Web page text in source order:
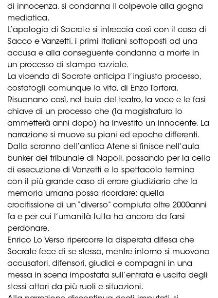
di innocenza, si condanna il colpevole alla gogna
mediatica.
L’apologia di Socrate si intreccia così con il caso di
Sacco e Vanzetti, i primi italiani sottoposti ad una
accusa e alla conseguente condanna a morte in
un processo di stampo razziale.
La vicenda di Socrate anticipa l’ingiusto processo,
costatogli comunque la vita, di Enzo Tortora.
Risuonano così, nel buio del teatro, la voce e le fasi
chiave di un processo che (la magistratura lo
ammetterà anni dopo) ha investito un innocente. La
narrazione si muove su piani ed epoche differenti.
Dallo scranno dell’antica Atene si finisce nell’aula
bunker del tribunale di Napoli, passando per la cella
di esecuzione di Vanzetti e lo spettacolo termina
con il più grande caso di errore giudiziario che la
memoria umana possa ricordare: quella
crocifissione di un “diverso” compiuta oltre 2000anni
fa e per cui l’umanità tutta ha ancora da farsi
perdonare.
Enrico Lo Verso ripercorre la disperata difesa che
Socrate fece di se stesso, mentre intorno si muovono
accusatori, difensori, giudici e compagni in una
messa in scena impostata sull’entrata e uscita degli
stessi attori da più ruoli e situazioni.